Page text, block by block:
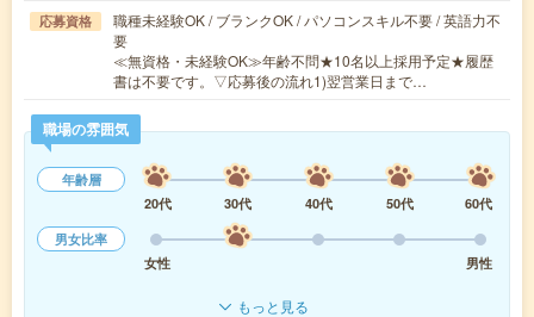
応募資格
職種未経験OK / ブランクOK / パソコンスキル不要 / 英語力不
要
≪無資格・未経験OK≫年齢不問★10名以上採用予定★履歴
書は不要です。▽応募後の流れ1)翌営業日まで…
職場の雰囲気
年齢層
20代
30代 40代 50代
60代
男女比率
女性
男性
もっと見る